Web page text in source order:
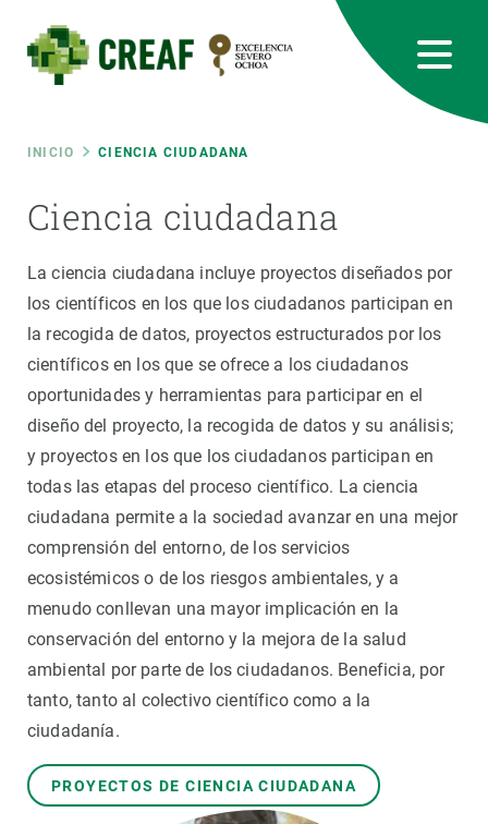
contenido
principal
Ruta
de
navegación
INICIO CIENCIA CIUDADANA
Ciencia ciudadana
La ciencia ciudadana incluye proyectos diseñados por
los científicos en los que los ciudadanos participan en
la recogida de datos, proyectos estructurados por los
científicos en los que se ofrece a los ciudadanos
oportunidades y herramientas para participar en el
diseño del proyecto, la recogida de datos y su análisis;
y proyectos en los que los ciudadanos participan en
todas las etapas del proceso científico. La ciencia
ciudadana permite a la sociedad avanzar en una mejor
comprensión del entorno, de los servicios
ecosistémicos o de los riesgos ambientales, y a
menudo conllevan una mayor implicación en la
conservación del entorno y la mejora de la salud
ambiental por parte de los ciudadanos. Beneficia, por
tanto, tanto al colectivo científico como a la
ciudadanía.
PROYECTOS DE CIENCIA CIUDADANA
RRSS
Featured
responsive
INTRANET
Responsive
menu
SOBRE NOSOTROS
CIENCIA EN ACCIÓN
ÚNETE A NOSOTROS
NOTICIAS Y AGENDA